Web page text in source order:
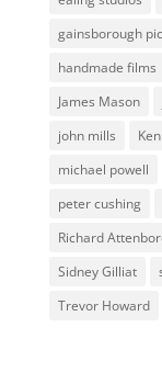
gainsborough
handmade films
James Mason
john mills
michael powell
peter cushing
Richard
Sidney Gilliat
Trevor Howard